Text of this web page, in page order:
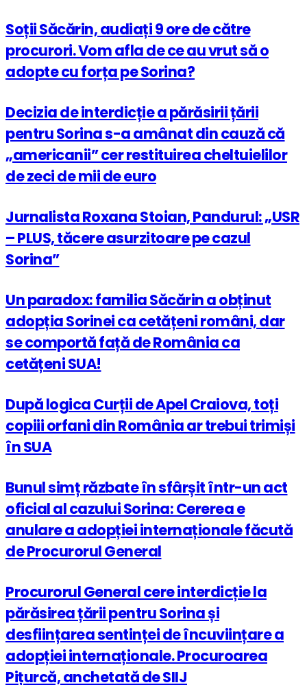
Soții Săcărin, audiați 9 ore de către
procurori. Vom afla de ce au vrut să o
adopte cu forța pe Sorina?
Decizia de interdicție a părăsirii țării
pentru Sorina s-a amânat din cauză că
„americanii” cer restituirea cheltuielilor
de zeci de mii de euro
Jurnalista Roxana Stoian, Pandurul: „USR
– PLUS, tăcere asurzitoare pe cazul
Sorina”
Un paradox: familia Săcărin a obținut
adopția Sorinei ca cetățeni români, dar
se comportă față de România ca
cetățeni SUA!
După logica Curții de Apel Craiova, toți
copiii orfani din România ar trebui trimiși
în SUA
Bunul simț răzbate în sfârșit într-un act
oficial al cazului Sorina: Cererea e
anulare a adopției internaționale făcută
de Procurorul General
Procurorul General cere interdicție la
părăsirea țării pentru Sorina și
desființarea sentinței de încuviințare a
adopției internaționale. Procuroarea
Pițurcă, anchetată de SIIJ